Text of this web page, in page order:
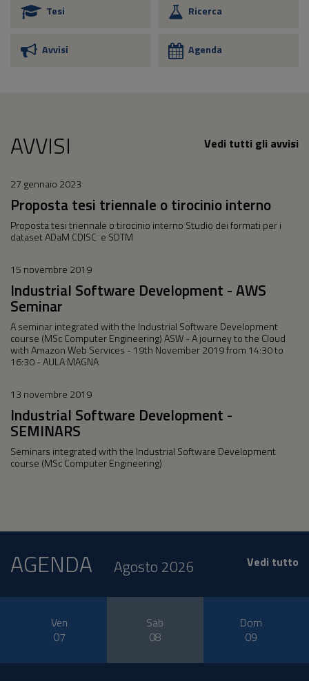
Tesi Ricerca
Avvisi Agenda
AVVISI Vedi tutti gli avvisi
27 gennaio 2023
Proposta tesi triennale o tirocinio interno
Proposta tesi triennale o tirocinio interno Studio dei formati per i
dataset ADaM CDISC e SDTM
15 novembre 2019
Industrial Software Development - AWS
Seminar
A seminar integrated with the Industrial Software Development
course (MSc Computer Engineering) ASW - A journey to the Cloud
with Amazon Web Services - 19th November 2019 from 14:30 to
16:30 - AULA MAGNA
13 novembre 2019
Industrial Software Development -
SEMINARS
Seminars integrated with the Industrial Software Development
course (MSc Computer Engineering)
AGENDA Agosto 2026 Vedi tutto
Ven
07
Sab
08
Dom
09